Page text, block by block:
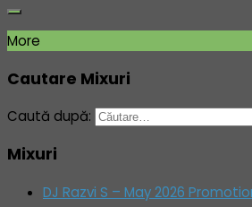
More
Cautare Mixuri
Caută după:
Mixuri
DJ Razvi S – May 2026